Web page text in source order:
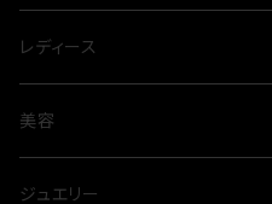
レディース
ワンピース
プリーツ
パンツ
美容
オイル
ジュエリー